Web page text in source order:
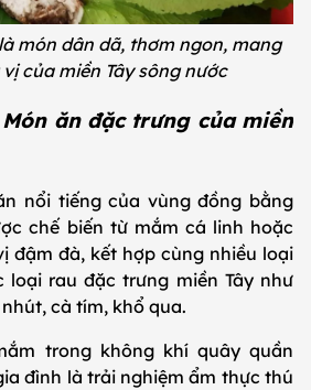
món dân dã, thơm ngon, mang
của miền Tây sông nước
ăn đặc trưng của miền
nổi tiếng của vùng đồng bằng
chế biến từ mắm cá linh hoặc
đậm đà, kết hợp cùng nhiều loại
loại rau đặc trưng miền Tây như
cà tím, khổ qua.
trong không khí quây quần
đình là trải nghiệm ẩm thực thú